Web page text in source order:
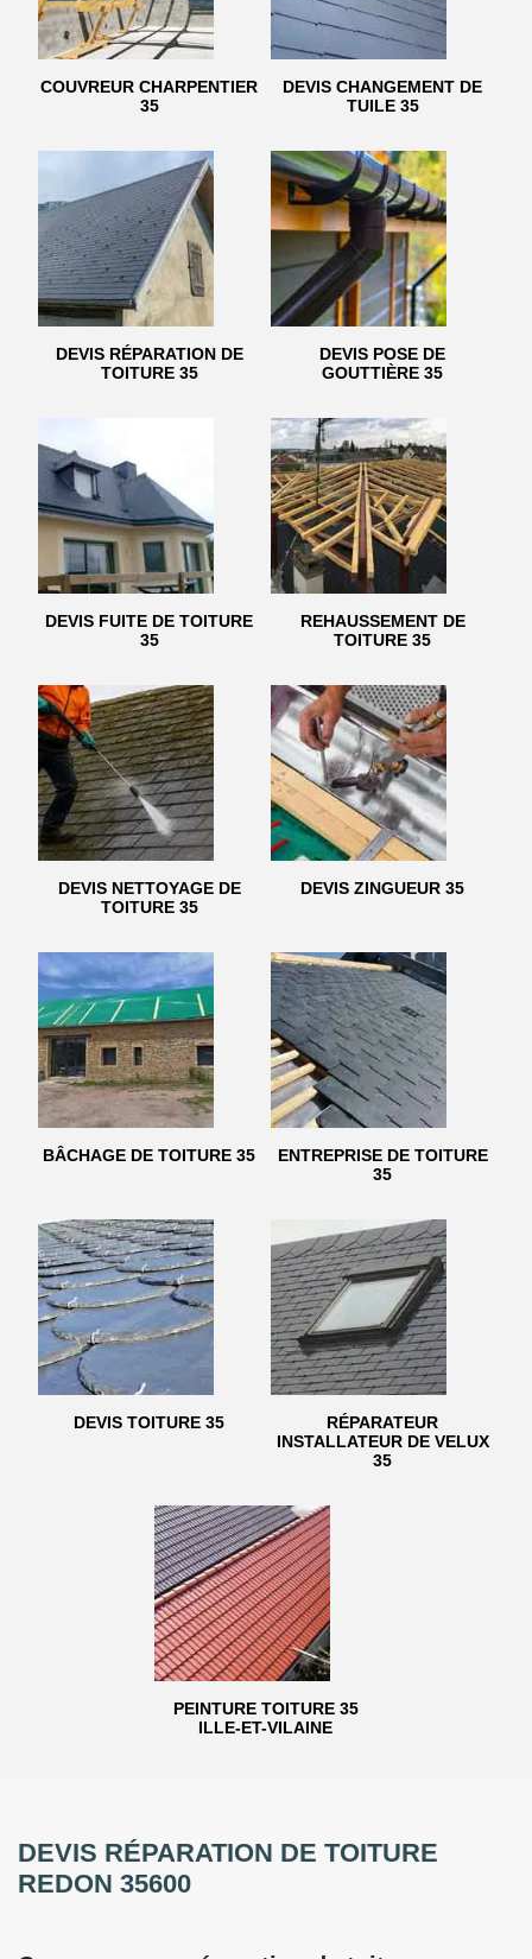
COUVREUR CHARPENTIER
35
DEVIS CHANGEMENT DE
TUILE 35
DEVIS RÉPARATION DE
TOITURE 35
DEVIS POSE DE
GOUTTIÈRE 35
DEVIS FUITE DE TOITURE
35
REHAUSSEMENT DE
TOITURE 35
DEVIS NETTOYAGE DE
TOITURE 35
DEVIS ZINGUEUR 35
BÂCHAGE DE TOITURE 35
ENTREPRISE DE TOITURE
35
DEVIS TOITURE 35
RÉPARATEUR
INSTALLATEUR DE VELUX
35
PEINTURE TOITURE 35
ILLE-ET-VILAINE
DEVIS RÉPARATION DE TOITURE
REDON 35600